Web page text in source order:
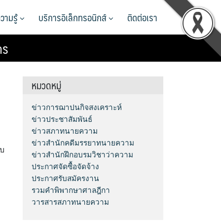
ามรู้ บริการอิเล็กทรอนิกส์ ติดต่อเรา
หมวดหมู่
ข่าวการฌาปนกิจสงเคราะห์
ข่าวประชาสัมพันธ์
ข่าวสภาทนายความ
ข่าวสำนักคดีมรรยาทนายความ
ข่าวสำนักฝึกอบรมวิชาว่าความ
ประกาศจัดซื้อจัดจ้าง
ประกาศรับสมัครงาน
รวมคำพิพากษาศาลฎีกา
วารสารสภาทนายความ